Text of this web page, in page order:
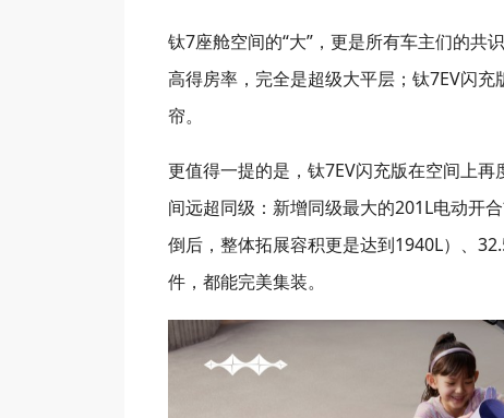
钛7座舱空间的“大”，更是所有车主们的共
高得房率，完全是超级大平层；钛7EV闪
帘。
更值得一提的是，钛7EV闪充版在空间上
间远超同级：新增同级最大的201L电动开
倒后，整体拓展容积更是达到1940L）、
件，都能完美集装。